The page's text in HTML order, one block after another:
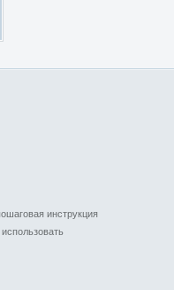
инструкция